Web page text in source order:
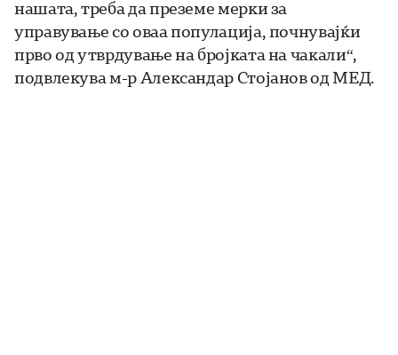
нашата, треба да преземе мерки за
управување со оваа популација, почнувајќи
прво од утврдување на бројката на чакали“,
подвлекува м-р Александар Стојанов од МЕД.